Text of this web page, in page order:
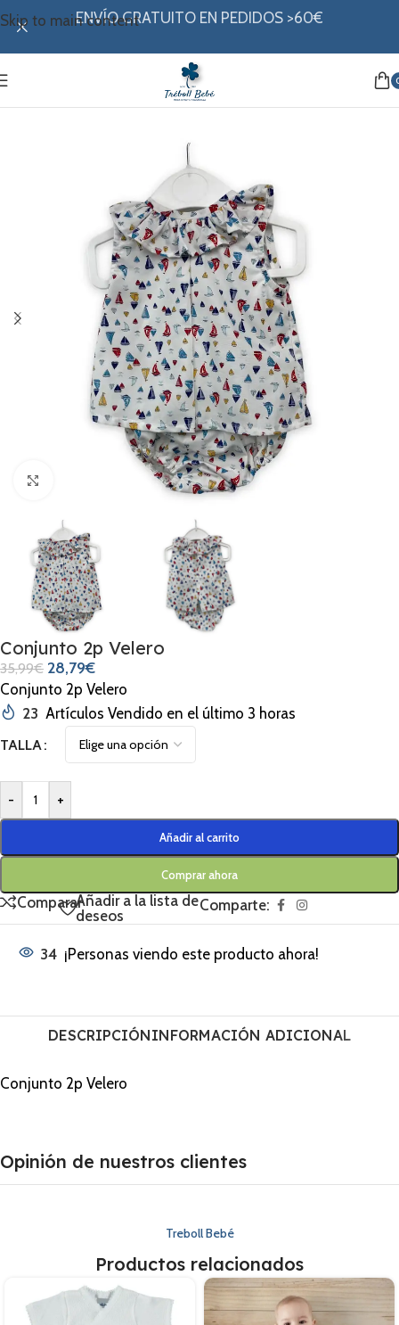
Skip to main contentENVÍO GRATUITO EN PEDIDOS >60€
Colección verano
Clic para ampliar
Conjunto 2p Velero
35,99€ 28,79€
Conjunto 2p Velero
23 Artículos Vendido en el último 3 horas
TALLA
- +
Añadir al carrito
Comprar ahora
CompararAñadir a la lista de
deseos
Comparte:
34 ¡Personas viendo este producto ahora!
DESCRIPCIÓNINFORMACIÓN ADICIONAL
Conjunto 2p Velero
Opinión de nuestros clientes
Treboll Bebé
Productos relacionados